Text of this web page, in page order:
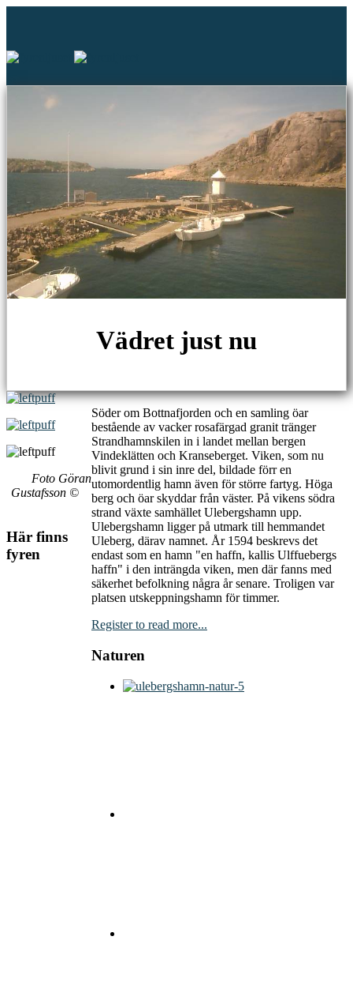
Vädret just nu
Söder om Bottnafjorden och en samling öar
bestående av vacker rosafärgad granit tränger
Strandhamnskilen in i landet mellan bergen
Vindeklätten och Kranseberget. Viken, som nu
blivit grund i sin inre del, bildade förr en
utomordentlig hamn även för större fartyg. Höga
berg och öar skyddar från väster. På vikens södra
strand växte samhället Ulebergshamn upp.
Ulebergshamn ligger på utmark till hemmandet
Uleberg, därav namnet. År 1594 beskrevs det
endast som en hamn "en haffn, kallis Ulffuebergs
haffn" i den inträngda viken, men där fanns med
säkerhet befolkning några år senare. Troligen var
platsen utskeppningshamn för timmer.
Register to read more...
Naturen
Foto Göran
Gustafsson ©
Här finns
fyren